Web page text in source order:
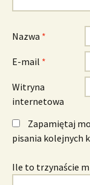
Nazwa *
E-mail *
Witryna
internetowa
Zapamiętaj
pisania kolejnych
Ile to trzynaście